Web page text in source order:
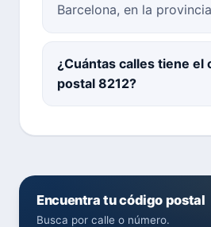
Barcelona, en la
¿Cuántas calles tiene el
postal 8212?
Encuentra tu código postal
Busca por calle o número.